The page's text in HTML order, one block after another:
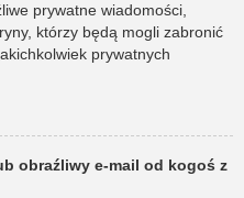
prywatne wiadomości,
którzy będą mogli zabronić
prywatnych
obraźliwy e-mail od kogoś z